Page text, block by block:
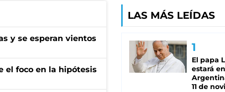
y se esperan vientos
el foco en la hipótesis
LAS MÁS LEÍDAS
El papa
estará
11 de